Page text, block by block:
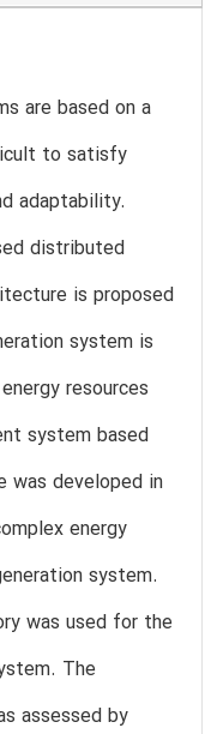
are based on a
to satisfy
adaptability.
distributed
is proposed
system is
resources
system based
was developed in
energy
system.
was used for the
The
assessed by